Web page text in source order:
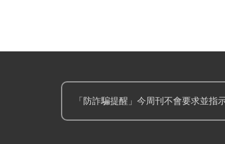
「防詐騙提醒」今周刊不會要求並指